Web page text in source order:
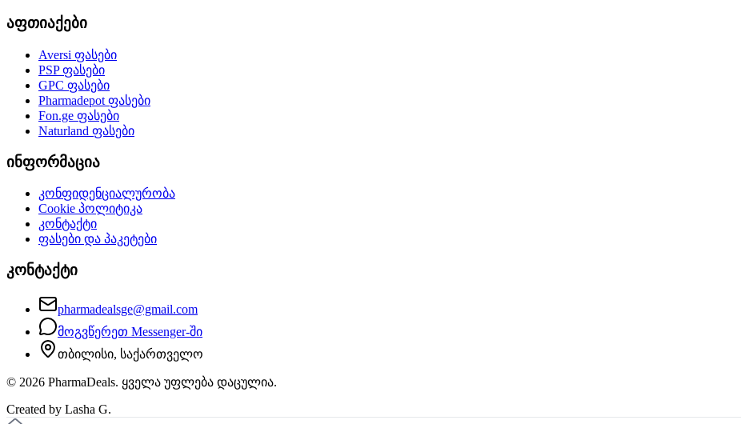
აფთიაქები
Aversi ფასები
PSPფასები
GPC ფასები
Pharmadepot ფასები
Fon.ge ფასები
Naturland ფასები
ინფორმაცია
კონფიდენციალურობა
Cookie პოლიტიკა
კონტაქტი
ფასები და პაკეტები
კონტაქტი
pharmadealsge@gmail.com
მოგვწერეთ Messenger-ში
თბილისი, საქართველო
© 2026 PharmaDeals. ყველა უფლება დაცულია.
Created by Lasha G.